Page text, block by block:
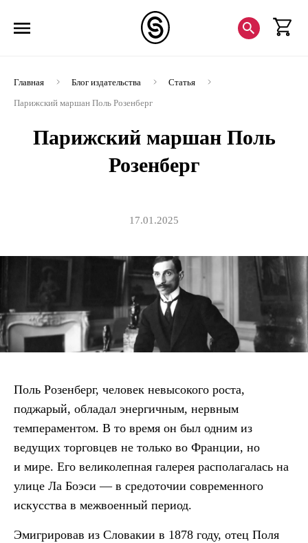
Главная Блог издательства
Статья
Парижский маршан Поль Розенберг
Парижский маршан Поль
Розенберг
17.01.2025
Поль Розенберг, человек невысокого роста,
поджарый, обладал энергичным, нервным
темпераментом. В то время он был одним из
ведущих торговцев не только во Франции, но
и мире. Его великолепная галерея располагалась на
улице Ла Боэси — в средоточии современного
искусства в межвоенный период.
Эмигрировав из Словакии в 1878 году, отец Поля